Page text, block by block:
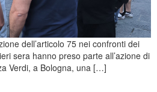
dell’articolo 75 nei confronti dei
sera hanno preso parte all’azione di
Verdi, a Bologna, una […]